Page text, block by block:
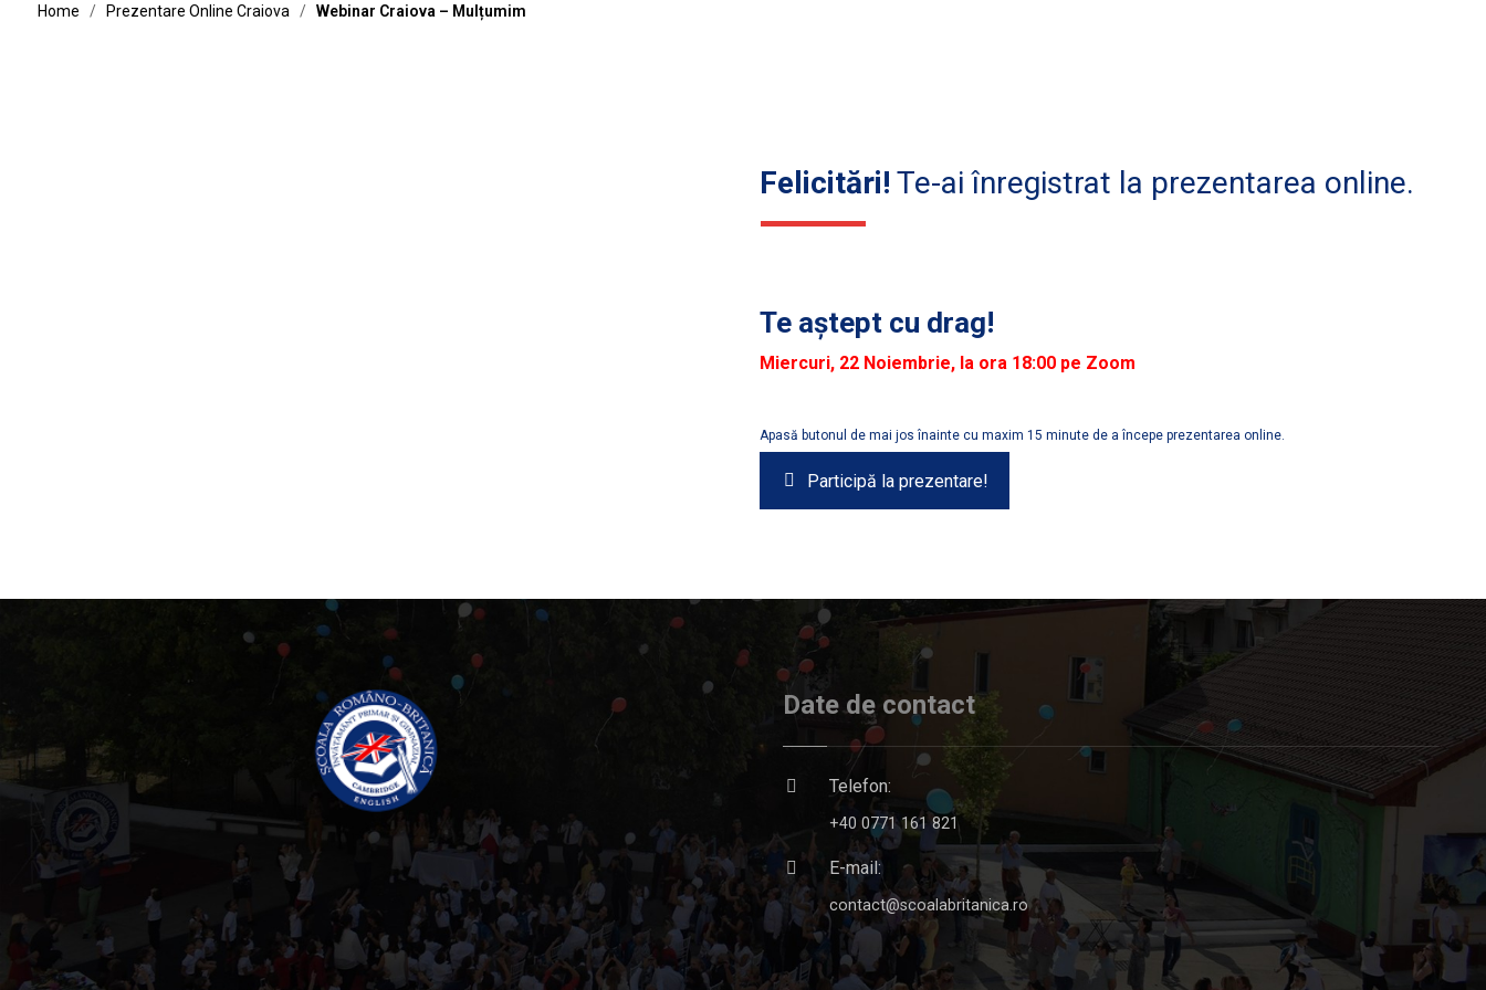
Home / Prezentare Online Craiova / Webinar Craiova – Mulțumim
Felicitări! Te-ai înregistrat la prezentarea online.
Te aștept cu drag!
Miercuri, 22 Noiembrie, la ora 18:00 pe Zoom
Apasă butonul de mai jos înainte cu maxim 15 minute de a începe prezentarea online.
Participă la prezentare!
Date de contact
Telefon:
+40 0771 161 821
E-mail:
contact@scoalabritanica.ro